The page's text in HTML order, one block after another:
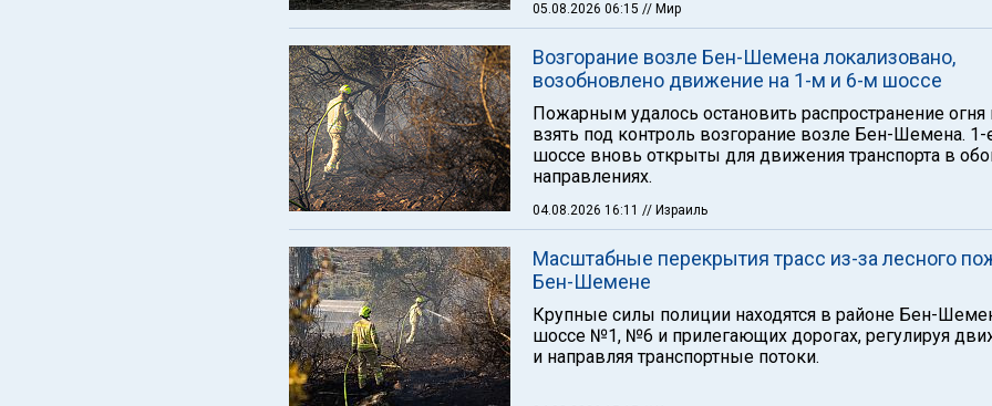
05.08.2026 06:15 // Мир
Возгорание возле Бен-Шемена локализовано,
возобновлено движение на 1-м и 6-м шоссе
Пожарным удалось остановить распространение огня
взять под контроль возгорание возле Бен-Шемена. 1-
шоссе вновь открыты для движения транспорта в
направлениях.
04.08.2026 16:11 // Израиль
Масштабные перекрытия трасс из-за лесного
Бен-Шемене
Крупные силы полиции находятся в районе Бен-
шоссе №1, №6 и прилегающих дорогах, регулируя
и направляя транспортные потоки.